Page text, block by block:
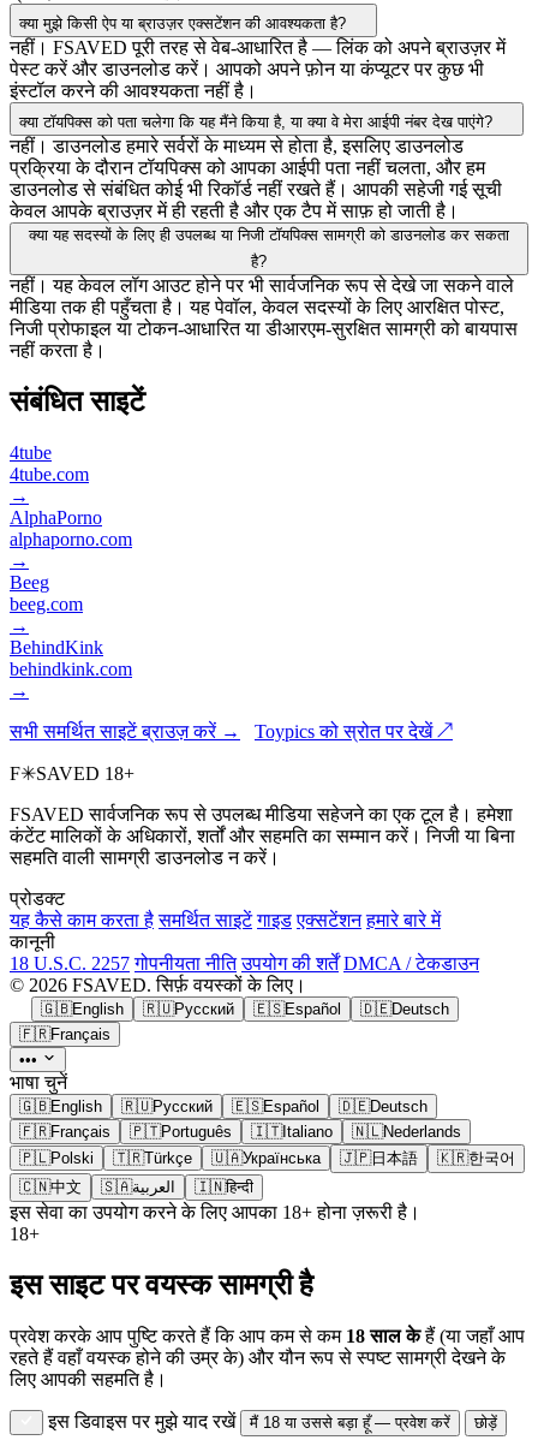
क्या मुझे किसी ऐप या ब्राउज़र एक्सटेंशन की आवश्यकता है?
नहीं। FSAVED पूरी तरह से वेब-आधारित है — लिंक को अपने ब्राउज़र में
पेस्ट करें और डाउनलोड करें। आपको अपने फ़ोन या कंप्यूटर पर कुछ भी
इंस्टॉल करने की आवश्यकता नहीं है।
क्या टॉयपिक्स को पता चलेगा कि यह मैंने किया है, या क्या वे मेरा आईपी नंबर देख पाएंगे?
नहीं। डाउनलोड हमारे सर्वरों के माध्यम से होता है, इसलिए डाउनलोड
प्रक्रिया के दौरान टॉयपिक्स को आपका आईपी पता नहीं चलता, और हम
डाउनलोड से संबंधित कोई भी रिकॉर्ड नहीं रखते हैं। आपकी सहेजी गई सूची
केवल आपके ब्राउज़र में ही रहती है और एक टैप में साफ़ हो जाती है।
क्या यह सदस्यों के लिए ही उपलब्ध या निजी टॉयपिक्स सामग्री को डाउनलोड कर सकता
है?
नहीं। यह केवल लॉग आउट होने पर भी सार्वजनिक रूप से देखे जा सकने वाले
मीडिया तक ही पहुँचता है। यह पेवॉल, केवल सदस्यों के लिए आरक्षित पोस्ट,
निजी प्रोफाइल या टोकन-आधारित या डीआरएम-सुरक्षित सामग्री को बायपास
नहीं करता है।
संबंधित साइटें
4tube
4tube.com
→
AlphaPorno
alphaporno.com
→
Beeg
beeg.com
→
BehindKink
behindkink.com
→
सभी समर्थित साइटें ब्राउज़ करें →
Toypics को स्रोत पर देखें ↗
F✳SAVED 18+
FSAVED सार्वजनिक रूप से उपलब्ध मीडिया सहेजने का एक टूल है। हमेशा
कंटेंट मालिकों के अधिकारों, शर्तों और सहमति का सम्मान करें। निजी या बिना
सहमति वाली सामग्री डाउनलोड न करें।
प्रोडक्ट
यह कैसे काम करता है समर्थित साइटें गाइड एक्सटेंशन हमारे बारे में
कानूनी
18 U.S.C. 2257 गोपनीयता नीति उपयोग की शर्तें DMCA / टेकडाउन
© 2026 FSAVED. सिर्फ़ वयस्कों के लिए।
🇬🇧English 🇷🇺Русский 🇪🇸Español 🇩🇪Deutsch
🇫🇷Français
•••
भाषा चुनें
🇬🇧English 🇷🇺Русский 🇪🇸Español 🇩🇪Deutsch
🇫🇷Français 🇵🇹Português 🇮🇹Italiano 🇳🇱Nederlands
🇵🇱Polski 🇹🇷Türkçe 🇺🇦Українська 🇯🇵日本語 🇰🇷한국어
🇨🇳中文 🇸🇦العربية 🇮🇳हिन्दी
इस सेवा का उपयोग करने के लिए आपका 18+ होना ज़रूरी है।
18+
इस साइट पर वयस्क सामग्री है
प्रवेश करके आप पुष्टि करते हैं कि आप कम से कम 18 साल केहैं (या जहाँ आप
रहते हैं वहाँ वयस्क होने की उम्र के) और यौन रूप से स्पष्ट सामग्री देखने के
लिए आपकी सहमति है।
इस डिवाइस पर मुझे याद रखें मैं 18 या उससे बड़ा हूँ — प्रवेश करें छोड़ें